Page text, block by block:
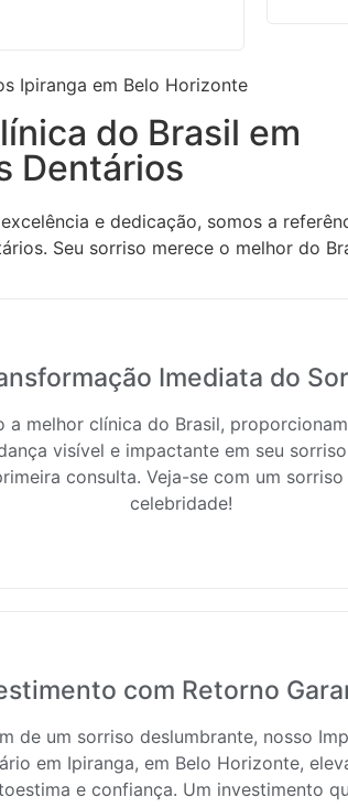
Ipiranga em Belo Horizonte
do Brasil em
Dentários
e dedicação, somos a
Seu sorriso merece o melhor do
Imediata do
a melhor clínica do Brasil,
visível e impactante em seu
consulta. Veja-se com um sorriso
celebridade!
com Retorno
de um sorriso deslumbrante, nosso
em Ipiranga, em Belo Horizonte,
e confiança. Um investimento